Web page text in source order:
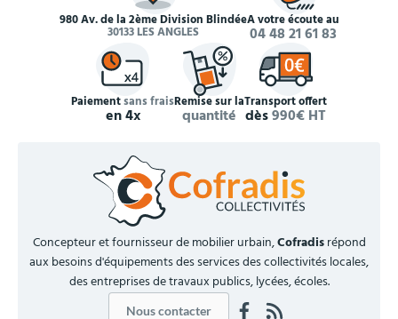
980 Av. de la 2ème Division Blindée
30133 LES ANGLES
À votre écoute au
04 48 21 61 83
Paiementsans frais
en 4x
Remise sur la
quantité
Transport offert
dès990€ HT
Concepteur et fournisseur de mobilier urbain,Cofradisrépond
aux besoins d'équipements des services des collectivités locales,
des entreprises de travaux publics, lycées, écoles.
Nous contacter